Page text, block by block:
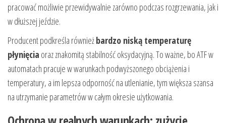
pracować możliwie przewidywalnie zarówno podczas rozgrzewania, jak i
w dłuższej jeździe.
Producent podkreśla również bardzo niską temperaturę
płynięcia oraz znakomitą stabilność oksydacyjną. To ważne, bo ATF w
automatach pracuje w warunkach podwyższonego obciążenia i
temperatury, a im lepsza odporność na utlenianie, tym większa szansa
na utrzymanie parametrów w całym okresie użytkowania.